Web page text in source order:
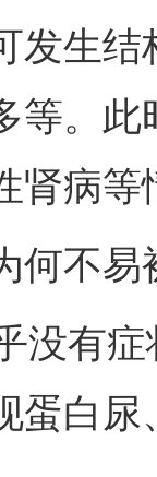
发生
等。
肾病等
不易
有症
蛋白